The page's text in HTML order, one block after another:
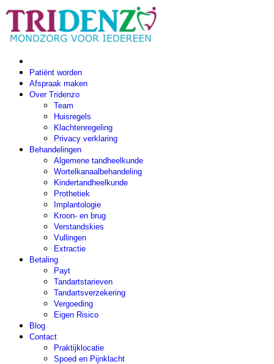
Patiënt worden
Afspraak maken
Over Tridenzo
Team
Huisregels
Klachtenregeling
Privacy verklaring
Behandelingen
Algemene tandheelkunde
Wortelkanaalbehandeling
Kindertandheelkunde
Prothetiek
Implantologie
Kroon- en brug
Verstandskies
Vullingen
Extractie
Betaling
Payt
Tandartstarieven
Tandartsverzekering
Vergoeding
Eigen Risico
Blog
Contact
Praktijklocatie
Spoed en Pijnklacht